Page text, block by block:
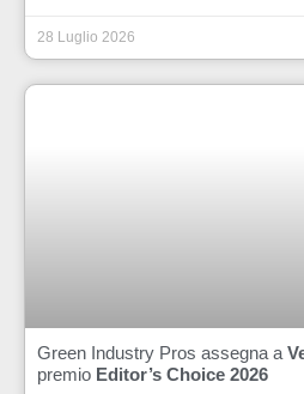
28 Luglio 2026
Green Industry Pros assegna a
premio Editor’s Choice 2026